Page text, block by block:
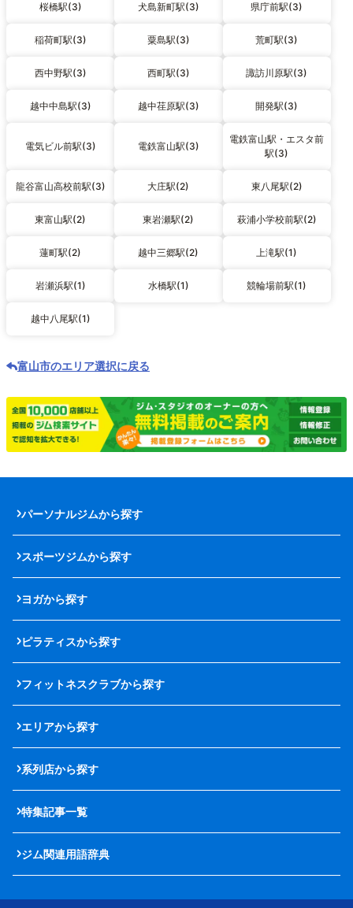
桜橋駅(3) 犬島新町駅(3) 県庁前駅(3)
稲荷町駅(3) 粟島駅(3) 荒町駅(3)
西中野駅(3) 西町駅(3) 諏訪川原駅(3)
越中中島駅(3) 越中荏原駅(3) 開発駅(3)
電気ビル前駅(3) 電鉄富山駅(3)
電鉄富山駅・エスタ前
駅(3)
龍谷富山高校前駅(3) 大庄駅(2) 東八尾駅(2)
東富山駅(2) 東岩瀬駅(2) 萩浦小学校前駅(2)
蓮町駅(2) 越中三郷駅(2) 上滝駅(1)
岩瀬浜駅(1) 水橋駅(1) 競輪場前駅(1)
越中八尾駅(1)
富山市のエリア選択に戻る
パーソナルジムから探す
スポーツジムから探す
ヨガから探す
ピラティスから探す
フィットネスクラブから探す
エリアから探す
系列店から探す
特集記事一覧
ジム関連用語辞典